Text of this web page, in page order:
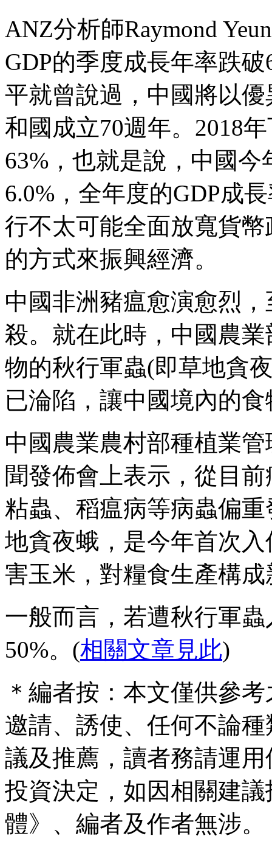
ANZ分析師Raymond
GDP的季度成長年率跌
平就曾說過，中國將以
和國成立70週年。2018
63%，也就是說，中國
6.0%，全年度的GDP成
行不太可能全面放寬貨
的方式來振興經濟。
中國非洲豬瘟愈演愈烈
殺。就在此時，中國農
物的秋行軍蟲(即草地貪
已淪陷，讓中國境內的
中國農業農村部種植業
聞發佈會上表示，從目
粘蟲、稻瘟病等病蟲偏
地貪夜蛾，是今年首次
害玉米，對糧食生產構
一般而言，若遭秋行軍
50%。(相關文章見此)
＊編者按：本文僅供參
邀請、誘使、任何不論
議及推薦，讀者務請運
投資決定，如因相關建
體》、編者及作者無涉。